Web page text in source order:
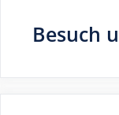
Besuch